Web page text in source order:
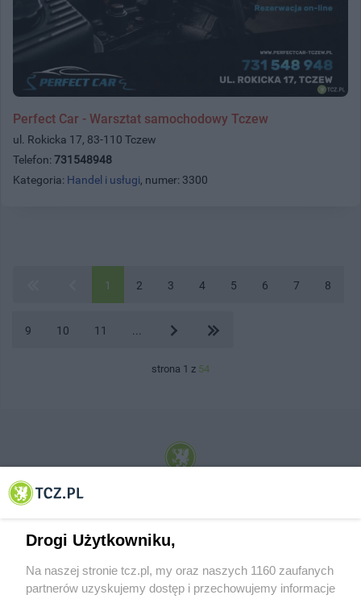
Perfect Car - Warsztat samochodowy Tczew
ul. Rokicka 17, 83-110 Tczew
Telefon: 731548948
Kategoria: Handel i usługi, numer: 3300
1 2 3 4 5 6 7 8
9 10 11
strona 1 z 54
© 2001-2026 Tczew - TCZ.PL Sp. z o.o. Internetowy Serwis Informacyjny Miasta
Drogi Użytkowniku,
Na naszej stronie tcz.pl, my oraz naszych 1160 zaufanych
partnerów uzyskujemy dostęp i przechowujemy informacje